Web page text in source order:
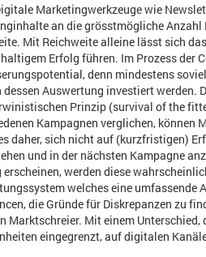
Marketingwerkzeuge wie
an die grösstmögliche
Mit Reichweite alleine lässt sich
Erfolg führen. Im Prozess der
denn mindestens
dessen Auswertung investiert werden.
Prinzip (survival of the
Kampagnen verglichen, können
daher, sich nicht auf (kurzfristigen)
und in der nächsten Kampagne
erscheinen, werden diese
welches eine umfassende
die Gründe für Diskrepanzen zu
Marktschreier. Mit einem
eingegrenzt, auf digitalen